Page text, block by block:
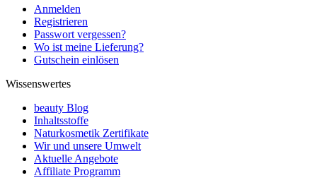
Anmelden
Registrieren
Passwort vergessen?
Wo ist meine Lieferung?
Gutschein einlösen
Wissenswertes
beauty Blog
Inhaltsstoffe
Naturkosmetik Zertifikate
Wir und unsere Umwelt
Aktuelle Angebote
Affiliate Programm